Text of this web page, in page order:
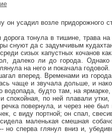
он усадил возле придорожного
тонула в тишине, трава на
снуют да с задумчивым
сизых капустных кочанов
далеко ли до города.
на него и покачала годовой.
вперед. Временами из города
чаще и звучала дольше, и
водопада, будто там, на
спокойная, по ней плавали
повернула, и через нее
с виду портной; он спал,
маленькая смешная
но сперва глянул вниз и,